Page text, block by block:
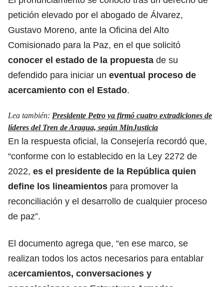
petición elevado por el abogado de Álvarez,
Gustavo Moreno, ante la Oficina del Alto
Comisionado para la Paz, en el que solicitó
conocer el estado de la propuesta de su
defendido para iniciar un eventual proceso de
acercamiento con el Estado.
Lea también: Presidente Petro ya firmó cuatro extradiciones de
líderes del Tren de Aragua, según MinJusticia
En la respuesta oficial, la Consejería recordó que,
“conforme con lo establecido en la Ley 2272 de
2022, es el presidente de la República quien
define los lineamientos para promover la
reconciliación y el desarrollo de cualquier proceso
de paz”.
El documento agrega que, “en ese marco, se
realizan todos los actos necesarios para entablar
acercamientos, conversaciones y